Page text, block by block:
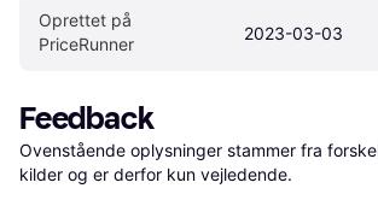
Oprettet på
PriceRunner
2023-03-03
Feedback
Ovenstående oplysninger stammer fra
kilder og er derfor kun vejledende.